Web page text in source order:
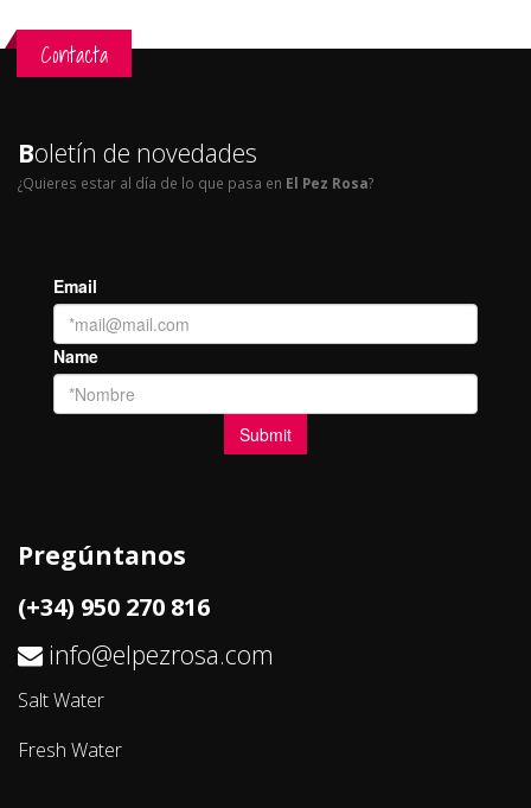
Contacta
Boletín de novedades
¿Quieres estar al día de lo que pasa en El Pez Rosa?
Pregúntanos
(+34) 950 270 816
info@elpezrosa.com
Salt Water
Fresh Water